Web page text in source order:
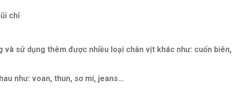
chỉ
và sử dụng thêm được nhiều loại chân vịt khác như: cuốn biên,
như: voan, thun, sơ mi, jeans…